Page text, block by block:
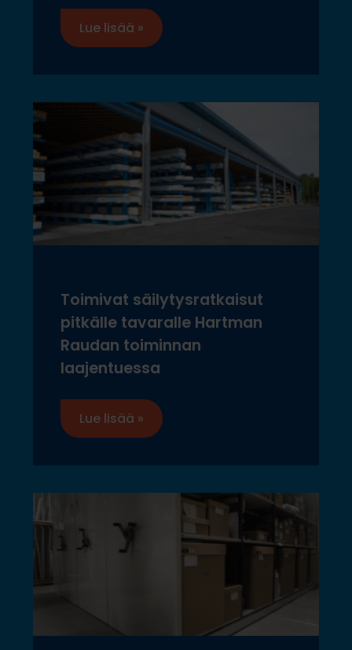
Lue lisää »
Toimivat säilytysratkaisut
pitkälle tavaralle Hartman
Raudan toiminnan
laajentuessa
Lue lisää »